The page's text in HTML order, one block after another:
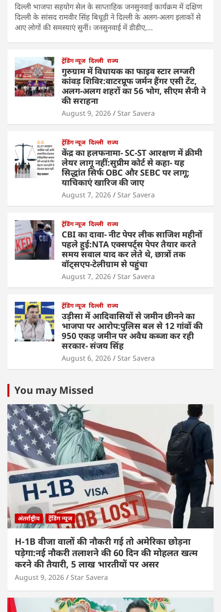
दिल्ली भाजपा सहयोग सेल के साप्ताहिक जनसुनवाई कार्यक्रम में दक्षिण
दिल्ली के सांसद रामवीर सिंह बिधूड़ी ने दिल्ली के अलग-अलग इलाकों से
आए लोगों की समस्याएं सुनीं। जनसुनवाई में डीडीए,…
ट्रेंडिंग न्यूज दिल्ली राज्य
गुरुग्राम में विधायक का फाइव स्टार लग्जरी
कांवड़ शिविर:वाटरप्रूफ जर्मन हैंगर एसी टेंट,
अलग-अलग शहरों का 56 भोग, सीएम सैनी ने
की सराहना
August 9, 2026 Star Savera
ट्रेंडिंग न्यूज दिल्ली राज्य
केंद्र का हलफनामा- SC-ST आरक्षण में क्रीमी
लेयर लागू नहीं:सुप्रीम कोर्ट से कहा- यह
सिद्धांत सिर्फ OBC और SEBC पर लागू;
याचिकाएं खारिज की जाए
August 7, 2026 Star Savera
ट्रेंडिंग न्यूज दिल्ली राज्य
CBI का दावा- नीट पेपर लीक साजिश महीनों
पहले हुई:NTA एक्सपर्ट्स पेपर तैयार करते
समय सवाल याद कर लेते थे, छात्रों तक
वॉट्सएप-टेलीग्राम से पहुंचा
August 7, 2026 Star Savera
ट्रेंडिंग न्यूज दिल्ली राज्य
उड़ीसा में आदिवासियों से जमीन छीनने का
भाजपा पर आरोप:पुलिस बल से 12 गांवों की
950 एकड़ जमीन पर अवैध कब्जा कर रही
सरकार- संजय सिंह
August 6, 2026 Star Savera
You may Missed
अंतर्राष्ट्रीय ट्रेंडिंग न्यूज
H-1B वीजा वालों की नौकरी गई तो अमेरिका छोड़ना
पड़ेगा:नई नौकरी तलाशने की 60 दिन की मोहलत खत्म
करने की तैयारी, 5 लाख भारतीयों पर असर
August 9, 2026 Star Savera